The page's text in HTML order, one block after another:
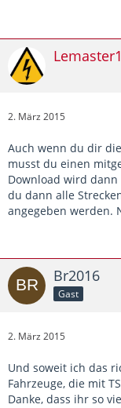
2. März 2015
Auch wenn du dir
musst du einen
Download wird
du dann alle
angegeben werden.
Br2016
Gast
2. März 2015
Und soweit ich das
Fahrzeuge, die mit
Danke, dass ihr so